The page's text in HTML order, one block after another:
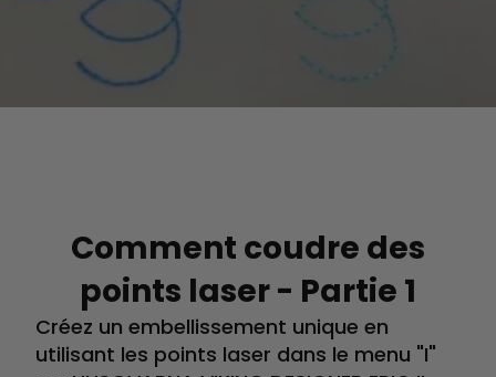
Comment coudre des
points laser - Partie 1
Créez un embellissement unique en
utilisant les points laser dans le menu "I"